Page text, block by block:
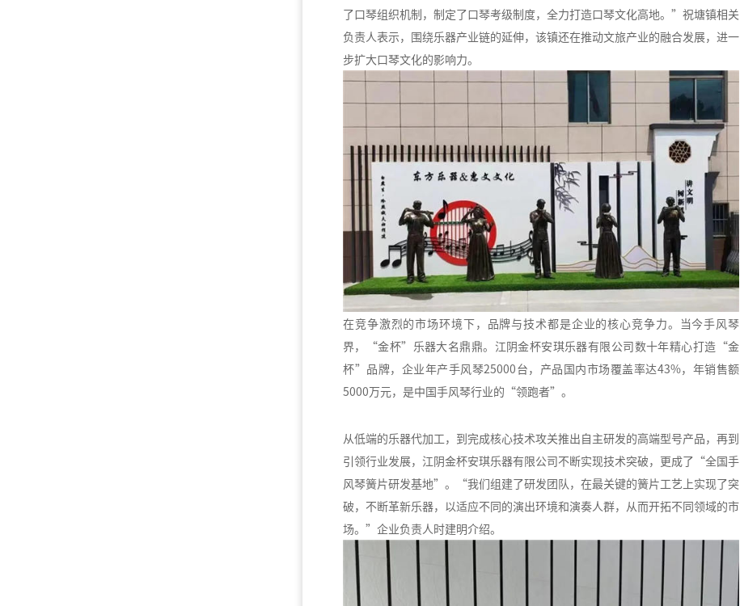
了口琴组织机制，制定了口琴考级制度，全力打造口琴文化高地。”祝塘镇相关
负责人表示，围绕乐器产业链的延伸，该镇还在推动文旅产业的融合发展，进一
步扩大口琴文化的影响力。
在竞争激烈的市场环境下，品牌与技术都是企业的核心竞争力。当今手风琴
界，“金杯”乐器大名鼎鼎。江阴金杯安琪乐器有限公司数十年精心打造“金
杯”品牌，企业年产手风琴25000台，产品国内市场覆盖率达43%，年销售额
5000万元，是中国手风琴行业的“领跑者”。
从低端的乐器代加工，到完成核心技术攻关推出自主研发的高端型号产品，再到
引领行业发展，江阴金杯安琪乐器有限公司不断实现技术突破，更成了“全国手
风琴簧片研发基地”。“我们组建了研发团队，在最关键的簧片工艺上实现了突
破，不断革新乐器，以适应不同的演出环境和演奏人群，从而开拓不同领域的市
场。”企业负责人时建明介绍。